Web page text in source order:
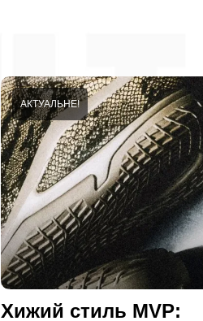
Хижий стиль MVP:
АКТУАЛЬНЕ!